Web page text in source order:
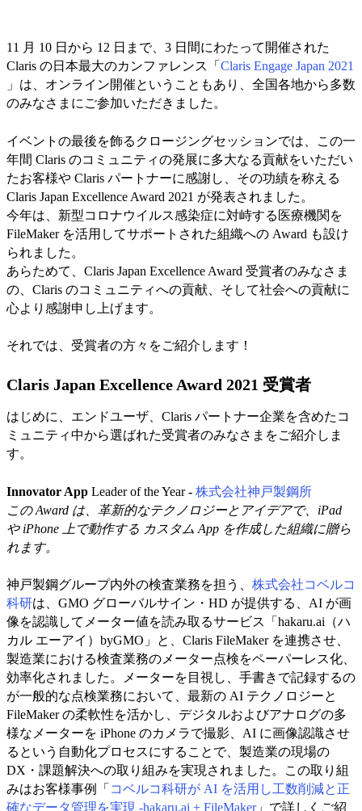
11 月 10 日から 12 日まで、3 日間にわたって開催された
Claris の日本最大のカンファレンス「 Claris Engage Japan 2021
」は、オンライン開催ということもあり、全国各地から多数
のみなさまにご参加いただきました。
イベントの最後を飾るクロージングセッションでは、この一
年間 Claris のコミュニティの発展に多大なる貢献をいただい
たお客様や Claris パートナーに感謝し、その功績を称える
Claris Japan Excellence Award 2021 が発表されました。
今年は、新型コロナウイルス感染症に対峙する医療機関を
FileMaker を活用してサポートされた組織への Award も設け
られました。
あらためて、Claris Japan Excellence Award 受賞者のみなさま
の、Claris のコミュニティへの貢献、そして社会への貢献に
心より感謝申し上げます。
それでは、受賞者の方々をご紹介します！
Claris Japan Excellence Award 2021 受賞者
はじめに、エンドユーザ、Claris パートナー企業を含めたコ
ミュニティ中から選ばれた受賞者のみなさまをご紹介しま
す。
Innovator App Leader of the Year- 株式会社神戸製鋼所
この Award は、革新的なテクノロジーとアイデアで、iPad
や iPhone 上で動作する カスタム App を作成した組織に贈ら
れます。
神戸製鋼グループ内外の検査業務を担う、 株式会社コベルコ
科研は、GMO グローバルサイン・HD が提供する、AI が画
像を認識してメーター値を読み取るサービス「hakaru.ai（ハ
カル エーアイ）byGMO」と、Claris FileMaker を連携させ、
製造業における検査業務のメーター点検をペーパーレス化、
効率化されました。メーターを目視し、手書きで記録するの
が一般的な点検業務において、最新の AI テクノロジーと
FileMaker の柔軟性を活かし、デジタルおよびアナログの多
様なメーターを iPhone のカメラで撮影、AI に画像認識させ
るという自動化プロセスにすることで、製造業の現場の
DX・課題解決への取り組みを実現されました。この取り組
みはお客様事例「 コベルコ科研が AI を活用し工数削減と正
確なデータ管理を実現 -hakaru.ai + FileMaker」で詳しくご紹